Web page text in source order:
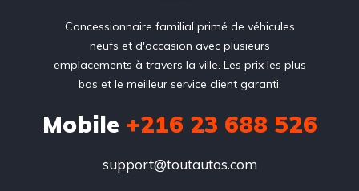
Concessionnaire familial primé de véhicules
neufs et d'occasion avec plusieurs
emplacements à travers la ville. Les prix les plus
bas et le meilleur service client garanti.
Mobile +216 23 688 526
support@toutautos.com